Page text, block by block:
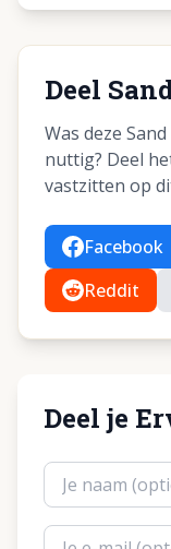
Deel
Was deze
nuttig? Deel
vastzitten op
Facebook
Reddit
Deel je